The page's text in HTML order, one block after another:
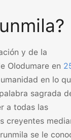
y de la
Olodumare en
en lo
sagrada
a todas las
creyentes
se le